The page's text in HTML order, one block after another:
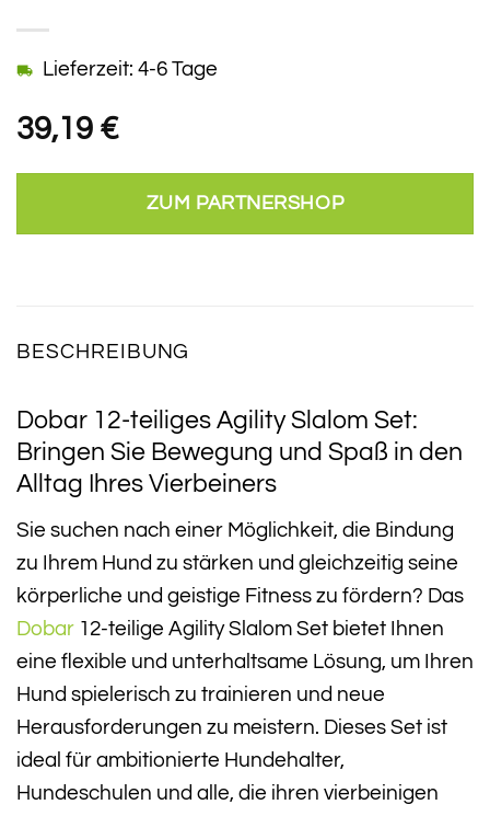
39,19 €
Lieferzeit: 4-6 Tage
ZUM PARTNERSHOP
BESCHREIBUNG
Dobar 12-teiliges Agility Slalom Set:
Bringen Sie Bewegung und Spaß in den
Alltag Ihres Vierbeiners
Sie suchen nach einer Möglichkeit, die Bindung
zu Ihrem Hund zu stärken und gleichzeitig seine
körperliche und geistige Fitness zu fördern? Das
Dobar 12-teilige Agility Slalom Set bietet Ihnen
eine flexible und unterhaltsame Lösung, um Ihren
Hund spielerisch zu trainieren und neue
Herausforderungen zu meistern. Dieses Set ist
ideal für ambitionierte Hundehalter,
Hundeschulen und alle, die ihren vierbeinigen